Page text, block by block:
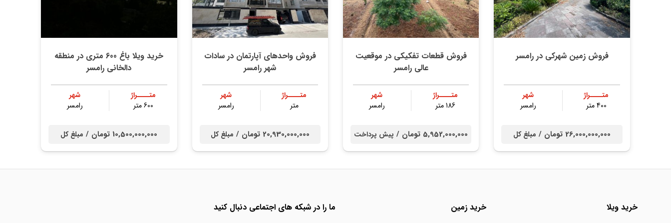
فروش زمین شهرکی در رامسر
متــــراژ
400 متر
شهر
رامسر
26,000,000,000 تومان / مبلغ کل
فروش قطعات تفکیکی در موقعیت
عالی رامسر
متــــراژ
186 متر
شهر
رامسر
5,952,000,000 تومان / پیش پرداخت
فروش واحدهای آپارتمان در سادات
شهر رامسر
متــــراژ
متر
شهر
رامسر
20,930,000,000 تومان / مبلغ کل
خرید ویلا باغ 600 متری در منطقه
دالخانی رامسر
متــــراژ
600 متر
شهر
رامسر
10,500,000,000 تومان / مبلغ کل
خرید ویلا خرید زمین ما را در شبکه های اجتماعی دنبال کنید